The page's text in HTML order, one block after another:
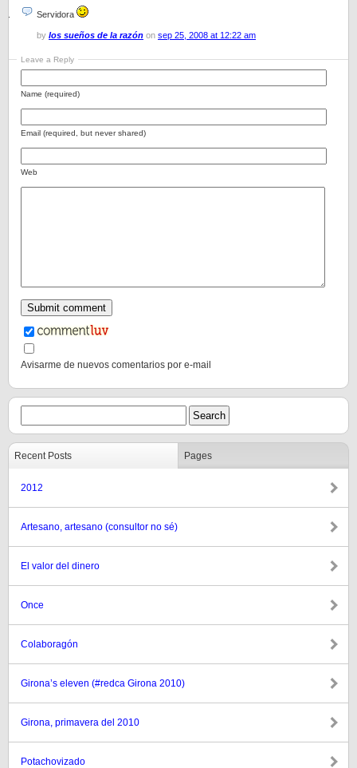
Servidora
by los sueños de la razón on sep 25, 2008 at 12:22 am
Leave a Reply
Name (required)
Email (required, but never shared)
Web
Avisarme de nuevos comentarios por e-mail
Recent Posts Pages
2012
Artesano, artesano (consultor no sé)
El valor del dinero
Once
Colaboragón
Girona’s eleven (#redca Girona 2010)
Girona, primavera del 2010
Potachovizado